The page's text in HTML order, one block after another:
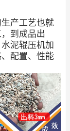
产工艺也就
到成品出
泥辊压机加
配置、性能